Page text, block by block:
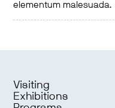
elementum malesuada.
Visiting
Exhibitions